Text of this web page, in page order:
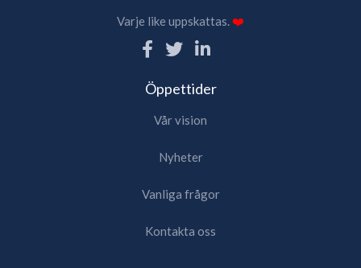
Varje like uppskattas.❤️
Öppettider
Vår vision
Nyheter
Vanliga frågor
Kontakta oss